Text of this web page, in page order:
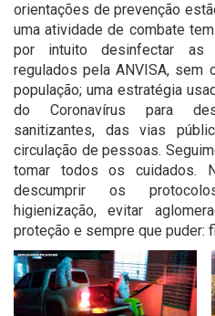
orientações de prevenção
uma atividade de combate
por intuito desinfectar as
regulados pela ANVISA, sem
população; uma estratégia
do Coronavírus para
sanitizantes, das vias
circulação de pessoas.
tomar todos os cuidados.
descumprir os
higienização, evitar
proteção e sempre que puder: